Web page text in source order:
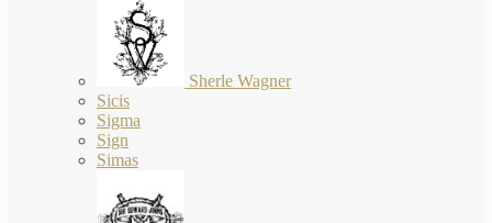
Sherle Wagner
Sicis
Sigma
Sign
Simas